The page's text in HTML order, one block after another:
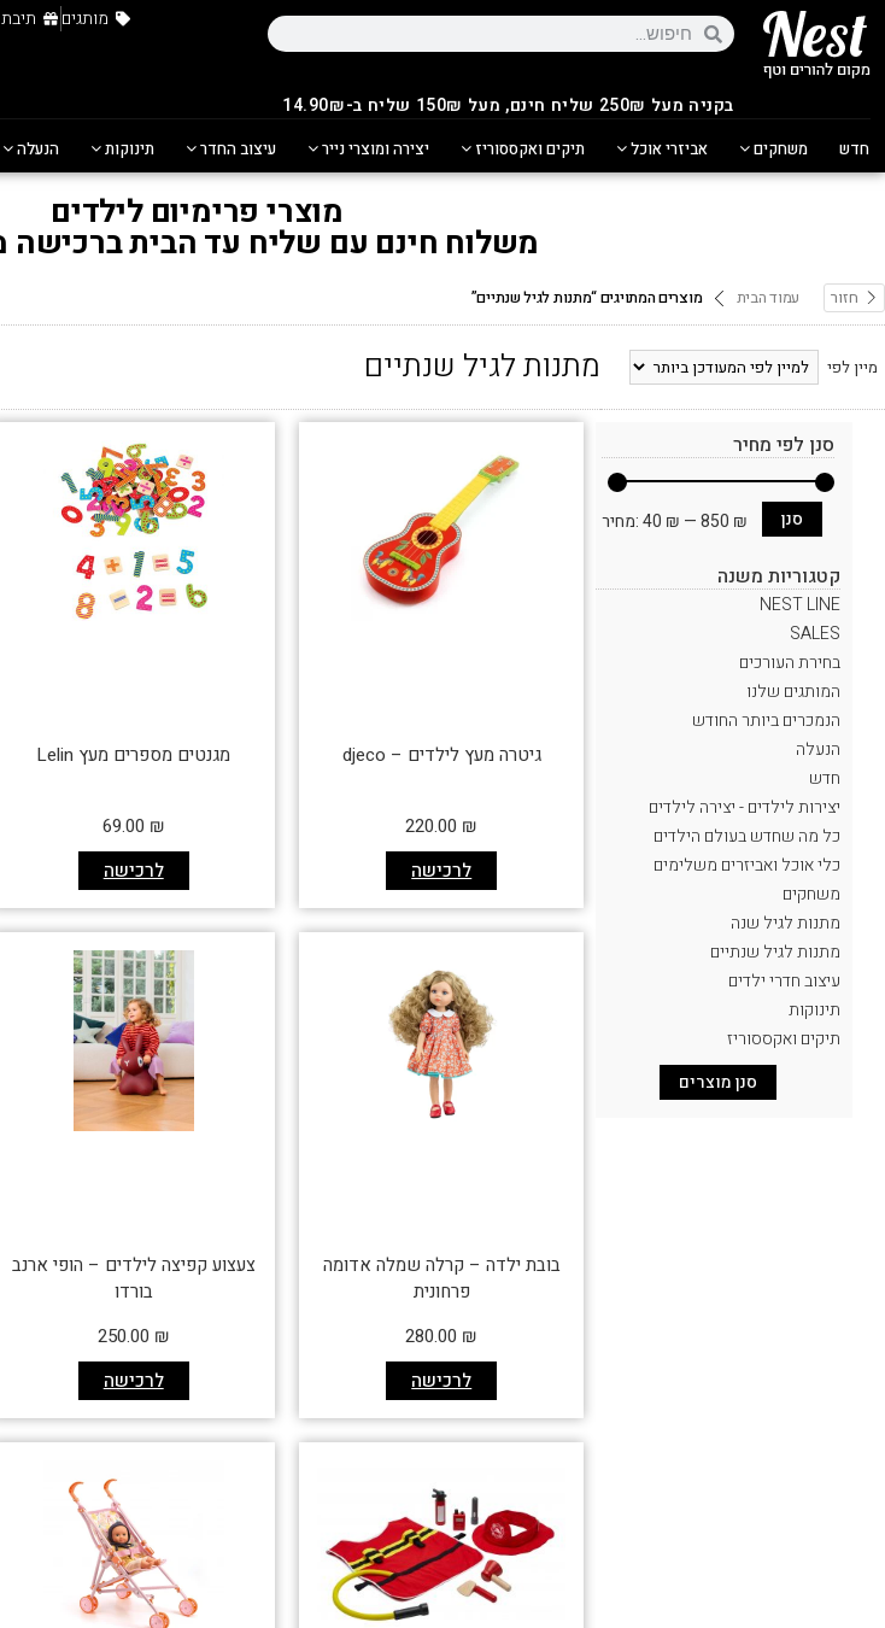
בקניה מעל 250 ₪ שליח חינם, מעל 150₪ שליח ב-14.90₪
מותגים
חדש משחקים אביזרי אוכל תיקים ואקססוריז יצירה ומוצרי נייר עיצוב החדר תינוקות הנעלה
מוצרי פרימיום לילדים
משלוח חינם עם שליח עד הבית ברכישה מעל
חזור עמוד הבית מוצרים המתויגים “מתנות לגיל שנתיים”
מיין לפי מתנות לגיל שנתיים
סנן לפי מחיר
סנן מחיר:40 ₪ —850 ₪
קטגוריות משנה
NEST LINE
SALES
בחירת העורכים
המותגים שלנו
הנמכרים ביותר החודש
הנעלה
חדש
יצירות לילדים - יצירה לילדים
כל מה שחדש בעולם הילדים
כלי אוכל ואביזרים משלימים
משחקים
מתנות לגיל שנה
מתנות לגיל שנתיים
עיצוב חדרי ילדים
תינוקות
תיקים ואקססוריז
סנן מוצרים
גיטרה מעץ לילדים – djeco
לרכישה
220.00 ₪
מגנטים מספרים מעץ Lelin
לרכישה
69.00 ₪
בובת ילדה – קרלה שמלה אדומה
פרחונית
לרכישה
280.00 ₪
צעצוע קפיצה לילדים – הופי ארנב
בורדו
לרכישה
250.00 ₪